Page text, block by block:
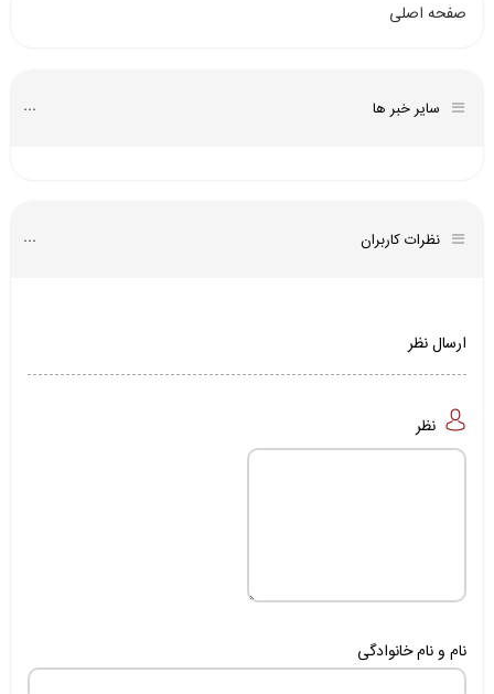
صفحه اصلی
سایر خبر ها
نظرات کاربران
ارسال نظر
نظر
نام و نام خانوادگی